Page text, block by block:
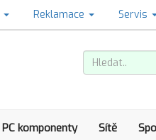
Reklamace Servis
PC komponenty Sítě